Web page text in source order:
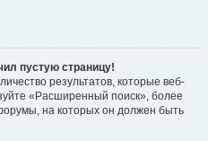
пустую страницу!
результатов, которые веб-
«Расширенный поиск», более
на которых он должен быть